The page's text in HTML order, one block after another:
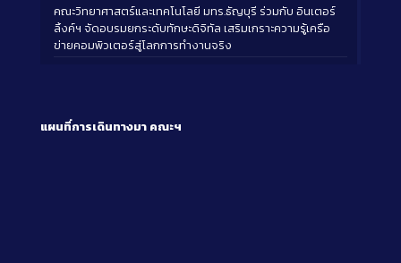
คณะวิทยาศาสตร์และเทคโนโลยี มทร.ธัญบุรี ร่วมกับ อินเตอร์
ลิ้งค์ฯ จัดอบรมยกระดับทักษะดิจิทัล เสริมเกราะความรู้เครือ
ข่ายคอมพิวเตอร์สู่โลกการทำงานจริง
แผนที่การเดินทางมา คณะฯ